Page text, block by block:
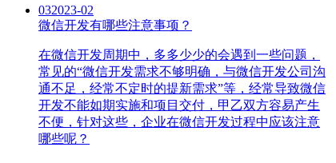
032023-02
微信开发有哪些注意事项？
在微信开发周期中，多多少少的会遇到一些问题，
常见的“微信开发需求不够明确，与微信开发公司沟
通不足，经常不定时的提新需求”等，经常导致微信
开发不能如期实施和项目交付，甲乙双方容易产生
不便，针对这些，企业在微信开发过程中应该注意
哪些呢？